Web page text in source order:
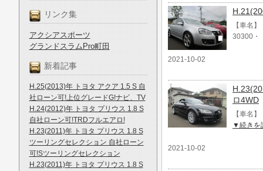
リンク集
アクシアスポーツ
グランドスラムPro町田
新着記事
H.25(2013)年 トヨタ アクア 1.5 S 自
社ローン可!上位グレードG!ナビ、TV
H.24(2012)年 トヨタ プリウス 1.8 S
自社ローン可!TRDフルエアロ!
H.23(2011)年 トヨタ プリウス 1.8 S
ツーリングセレクション 自社ローン
可!Sツーリングセレクション
H.23(2011)年 トヨタ プリウス 1.8 S
【車名
30300・
2021-10-02
ロ4WD
【車名
▼続きを
2021-10-02